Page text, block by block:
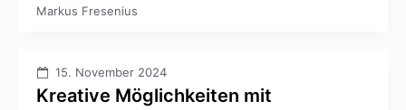
Markus Fresenius
15. November 2024
Kreative Möglichkeiten mit